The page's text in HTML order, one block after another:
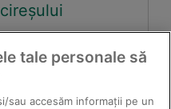
tale personale să
sau accesăm informații pe un